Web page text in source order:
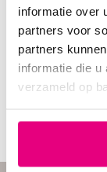
informatie over
partners voor
partners
informatie die u
verzameld op
Vergelijk
Op voorraad
€0,00
Incl. btw